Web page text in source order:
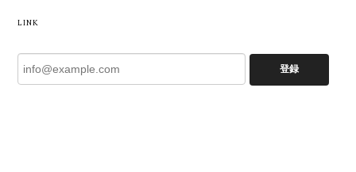
LINK
登録